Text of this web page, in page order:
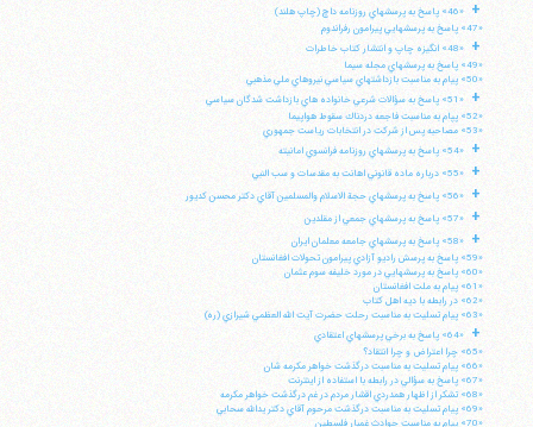
+
«46» پاسخ به پرسشهاي روزنامه داچ (چاپ هلند)
«47» پاسخ به پرسشهايي پيرامون رفراندوم
+
«48» انگيزه چاپ و انتشار كتاب خاطرات
«49» پاسخ به پرسشهاي مجله سيما
«50» پيام به مناسبت بازداشتهاي سياسي نيروهاي ملي مذهبي
+
«51» پاسخ به سؤالات شرعي خانواده هاي بازداشت شدگان سياسي
«52» پپام به مناسبت فاجعه دردناك سقوط هواپيما
«53» مصاحبه پس از شركت در انتخابات رياست جمهوري
+ «54» پاسخ به پرسشهاي روزنامه فرانسوي امانيته
+ «55» درباره ماده قانوني اهانت به مقدسات و سب النبي
+ «56» پاسخ به پرسشهاي حجة الاسلام والمسلمين آقاي دكتر محسن كديور
+ «57» پاسخ به پرسشهاي جمعي از مقلدين
+
«58» پاسخ به پرسشهاي جامعه معلمان ايران
«59» پاسخ به پرسش راديو آزادي پيرامون تحولات افغانستان
«60» پاسخ به پرسشهايي در مورد خليفه سوم عثمان
«61» پيام به ملت افغانستان
«62» در رابطه با ديه اهل كتاب
«63» پيام تسليت به مناسبت رحلت حضرت آيت الله العظمي شيرازي (ره)
+
«64» پاسخ به برخي پرسشهاي اعتقادي
«65» چرا اعتراض و چرا انتقاد؟
«66» پيام تسليت به مناسبت درگذشت خواهر مكرمه شان
«67» پاسخ به سؤالي در رابطه با استفاده از اينترنت
«68» تشكر از اظهار همدردي اقشار مردم در غم درگذشت خواهر مكرمه
«69» پيام تسليت به مناسبت درگذشت مرحوم آقاي دكتر يدالله سحابي
«70» پيام به مناسبت حوادث غمبار فلسطين